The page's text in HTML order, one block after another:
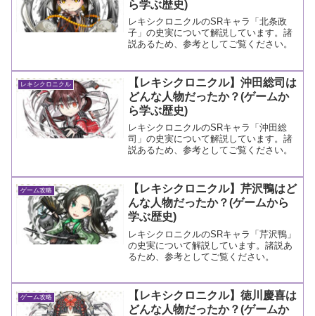
ら学ぶ歴史)
レキシクロニクルのSRキャラ「北条政
子」の史実について解説しています。諸
説あるため、参考としてご覧ください。
レキシクロニクル
【レキシクロニクル】沖田総司は
どんな人物だったか？(ゲームか
ら学ぶ歴史)
レキシクロニクルのSRキャラ「沖田総
司」の史実について解説しています。諸
説あるため、参考としてご覧ください。
ゲーム攻略
【レキシクロニクル】芹沢鴨はど
んな人物だったか？(ゲームから
学ぶ歴史)
レキシクロニクルのSRキャラ「芹沢鴨」
の史実について解説しています。諸説あ
るため、参考としてご覧ください。
ゲーム攻略
【レキシクロニクル】徳川慶喜は
どんな人物だったか？(ゲームか